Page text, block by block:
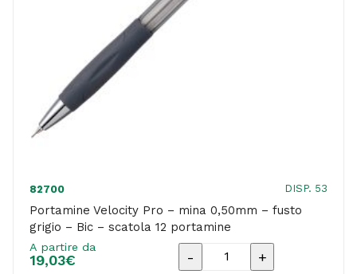
82700 DISP. 53
Portamine Velocity Pro – mina 0,50mm – fusto
grigio – Bic – scatola 12 portamine
A partire da
19,03€
Portamine